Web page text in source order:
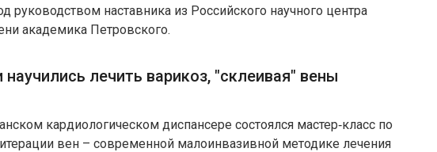
руководством наставника из Российского научного центра
академика Петровского.
лечить варикоз, "склеивая" вены
кардиологическом диспансере состоялся мастер‑класс по
вен – современной малоинвазивной методике лечения